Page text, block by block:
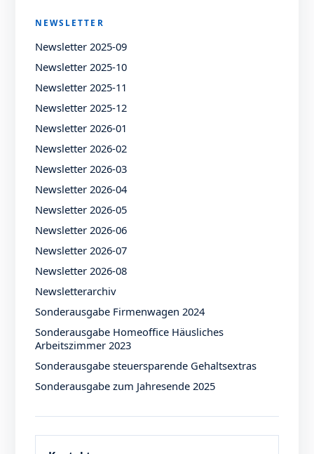
NEWSLETTER
Newsletter 2025-09
Newsletter 2025-10
Newsletter 2025-11
Newsletter 2025-12
Newsletter 2026-01
Newsletter 2026-02
Newsletter 2026-03
Newsletter 2026-04
Newsletter 2026-05
Newsletter 2026-06
Newsletter 2026-07
Newsletter 2026-08
Newsletterarchiv
Sonderausgabe Firmenwagen 2024
Sonderausgabe Homeoffice Häusliches
Arbeitszimmer 2023
Sonderausgabe steuersparende Gehaltsextras
Sonderausgabe zum Jahresende 2025